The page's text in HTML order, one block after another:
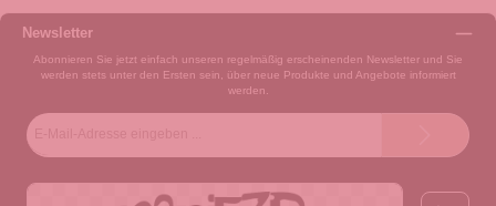
Newsletter
Abonnieren Sie jetzt einfach unseren regelmäßig erscheinenden Newsletter und Sie
werden stets unter den Ersten sein, über neue Produkte und Angebote informiert
werden.